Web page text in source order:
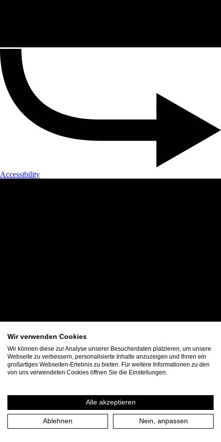
Accessibility
Wir verwenden Cookies
Wir können diese zur Analyse unserer Besucherdaten platzieren, um unsere
Webseite zu verbessern, personalisierte Inhalte anzuzeigen und Ihnen ein
großartiges Webseiten-Erlebnis zu bieten. Für weitere Informationen zu den
von uns verwendeten Cookies öffnen Sie die Einstellungen.
Alle akzeptieren
Ablehnen Nein, anpassen